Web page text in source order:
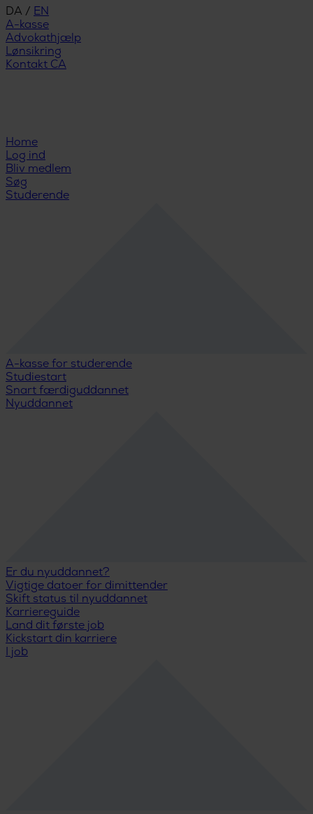
DA / EN
A-kasse
Advokathjælp
Lønsikring
Kontakt CA
Home
Log ind
Bliv medlem
Søg
Studerende
A-kasse for studerende
Studiestart
Snart færdiguddannet
Nyuddannet
Er du nyuddannet?
Vigtige datoer for dimittender
Skift status til nyuddannet
Karriereguide
Land dit første job
Kickstart din karriere
I job